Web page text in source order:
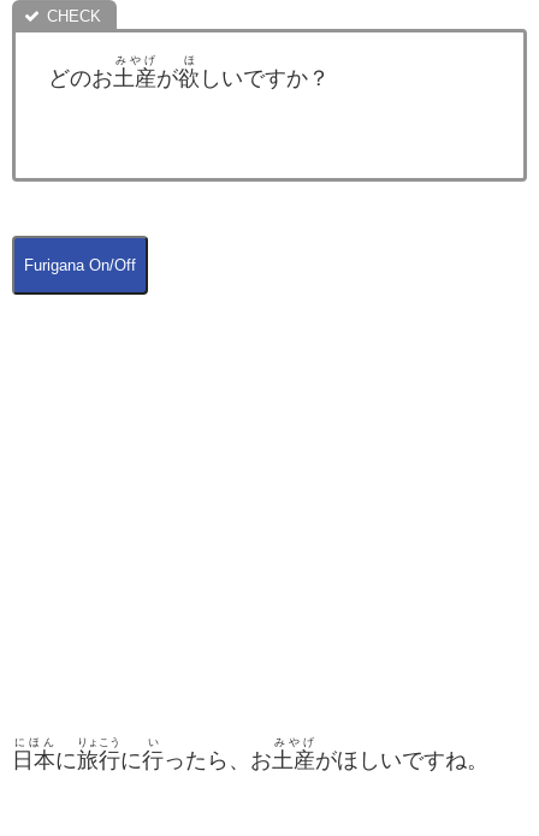
どのお土産
みやげ
が欲
ほ
しいですか？
Furigana On/Off
日本
にほん
に旅行
りょこう
に行
い
ったら、お土産
みやげ
がほしいですね。